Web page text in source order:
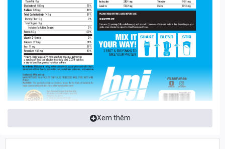
manufacturing practices) – tiêu chuẩn về an toàn sức khỏe của
thế giới.
=> Các sản phẩm cùng hãng hỗ trợ tập luyện:BPI SPORTS
BRAND
THÀNH PHẦN CHÍNH CỦA BULK MUSCLE XL
Nutrition 820 calo -50G Protein - 142G Carb - 6G
Fat - 9G Sugar
Protein
Whey Concentrate, Micellar Casein, Egg
White
Xem thêm